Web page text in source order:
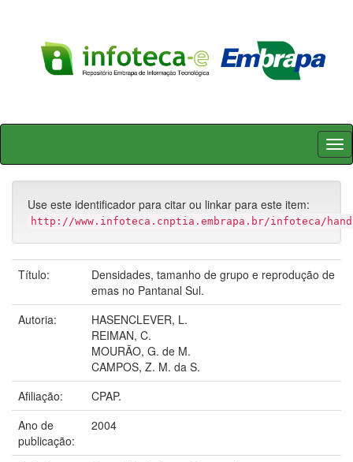
Skip
Use este identificador para citar ou linkar para este item:
http://www.infoteca.cnptia.embrapa.br/infoteca/
Título:
Densidades, tamanho de grupo e reprodução de
emas no Pantanal Sul.
Autoria:
HASENCLEVER, L.
REIMAN, C.
MOURÃO, G. de M.
CAMPOS, Z. M. da S.
Afiliação:
CPAP.
Ano de
publicação:
2004